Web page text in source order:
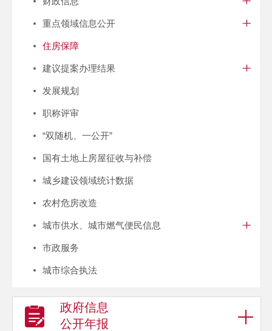
重点领域信息公开
住房保障
建议提案办理结果
发展规划
职称评审
“双随机、一公开”
国有土地上房屋征收与补偿
城乡建设领域统计数据
农村危房改造
城市供水、城市燃气便民信息
市政服务
城市综合执法
政府信息
公开年报